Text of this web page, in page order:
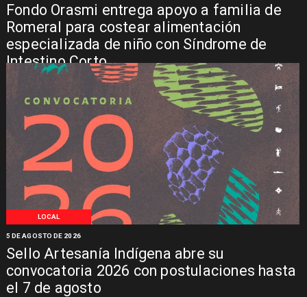
Fondo Orasmi entrega apoyo a familia de
Romeral para costear alimentación
especializada de niño con Síndrome de
Intestino Corto
LOCAL
Sello Artesanía Indígena abre su
convocatoria 2026 con postulaciones hasta
el 7 de agosto
5 DE AGOSTO DE 2026